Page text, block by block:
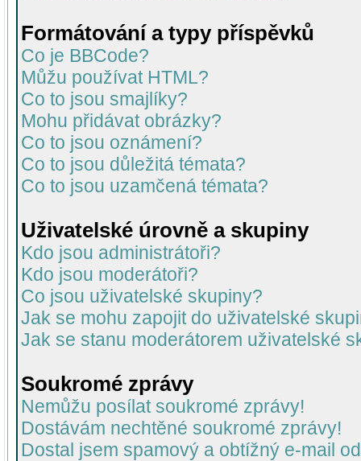
Formátování a typy příspěvků
Co je BBCode?
Můžu používat HTML?
Co to jsou smajlíky?
Mohu přidávat obrázky?
Co to jsou oznámení?
Co to jsou důležitá témata?
Co to jsou uzamčená témata?
Uživatelské úrovně a skupiny
Kdo jsou administrátoři?
Kdo jsou moderátoři?
Co jsou uživatelské skupiny?
Jak se mohu zapojit do uživatelské
Jak se stanu moderátorem uživatelské
Soukromé zprávy
Nemůžu posílat soukromé zprávy!
Dostávám nechtěné soukromé zprávy!
Dostal jsem spamový a obtížný e-mail